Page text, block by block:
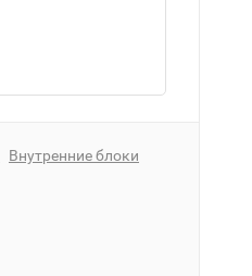
Внутренние блоки